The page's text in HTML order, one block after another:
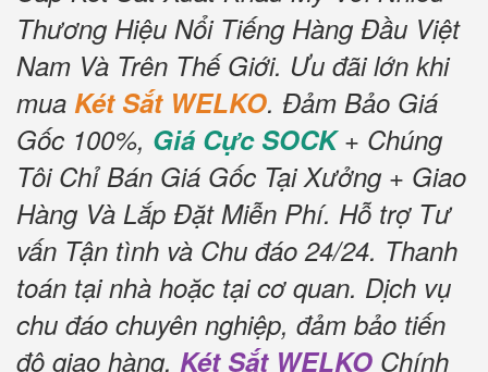
Thương Hiệu Nổi Tiếng Hàng Đầu Việt
Nam Và Trên Thế Giới. Ưu đãi lớn khi
mua Két Sắt WELKO. Đảm Bảo Giá
Gốc 100%, Giá Cực SOCK+ Chúng
Tôi Chỉ Bán Giá Gốc Tại Xưởng + Giao
Hàng Và Lắp Đặt Miễn Phí. Hỗ trợ Tư
vấn Tận tình và Chu đáo 24/24. Thanh
toán tại nhà hoặc tại cơ quan. Dịch vụ
chu đáo chuyên nghiệp, đảm bảo tiến
độ giao hàng. Két Sắt WELKO Chính